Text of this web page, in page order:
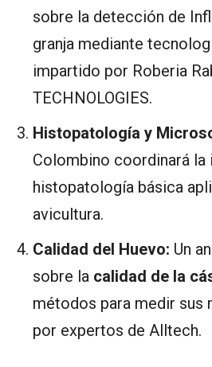
sobre la detección de
granja mediante
impartido por Roberia
TECHNOLOGIES.
Histopatología y
Colombino coordinará
histopatología básica
avicultura.
Calidad del Huevo: Un
sobre la calidad de la
métodos para medir sus
por expertos de Alltech.